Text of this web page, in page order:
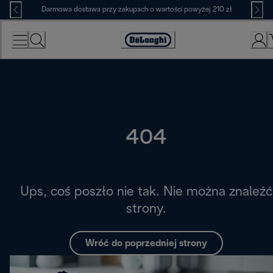
Skip
to
Content
Darmowa dostawa przy zakupach o wartości powyżej 210 zł
Deklaracja
dostępności
404
Ups, coś poszło nie tak. Nie można znaleźć
strony.
Wróć do poprzedniej strony